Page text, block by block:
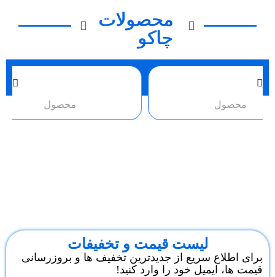
محصولات
چاکو
لیست قیمت و تخفیفات
برای اطلاع سریع از جدیدترین تخفیف ها و بروزرسانی
قیمت ها، ایمیل خود را وارد کنید!